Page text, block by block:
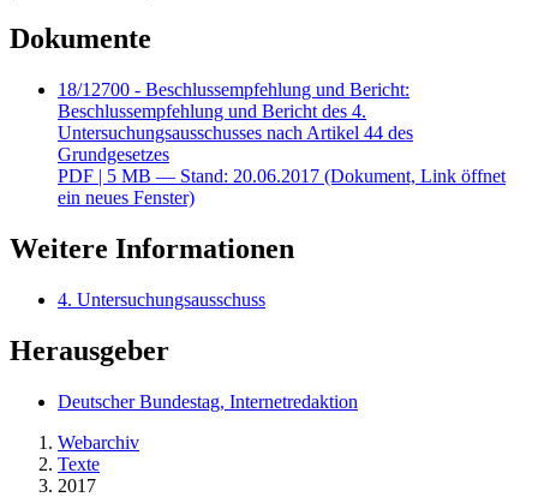
Dokumente
18/12700 - Beschlussempfehlung und Bericht:
Beschlussempfehlung und Bericht des 4.
Untersuchungsausschusses nach Artikel 44 des
Grundgesetzes
PDF | 5 MB — Stand: 20.06.2017 (Dokument, Link öffnet
ein neues Fenster)
Weitere Informationen
4. Untersuchungsausschuss
Herausgeber
Deutscher Bundestag, Internetredaktion
Webarchiv
Texte
2017